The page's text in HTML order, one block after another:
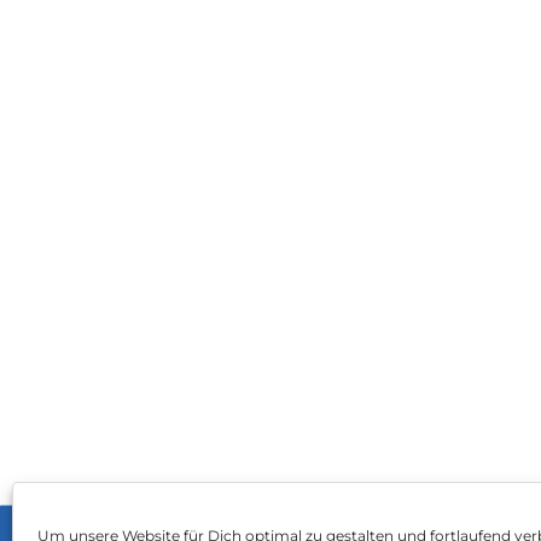
Um unsere Website für Dich optimal zu gestalten und fortlaufend